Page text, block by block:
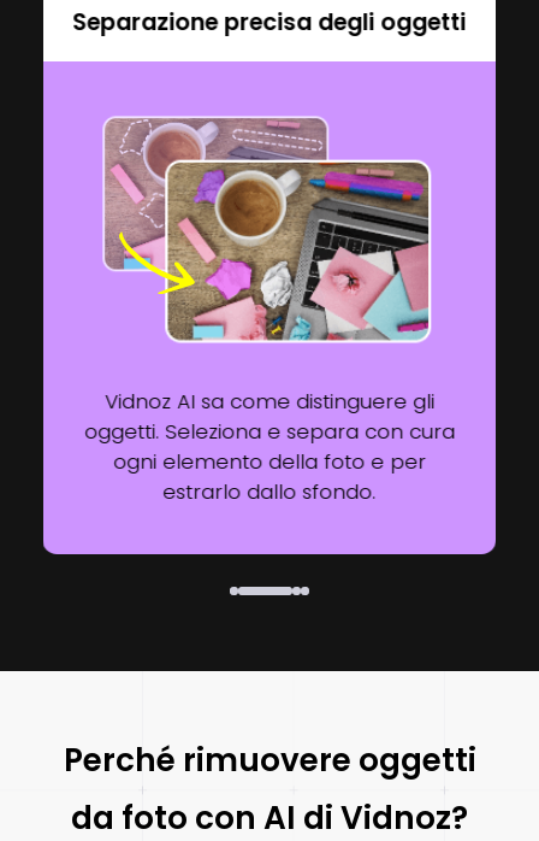
Separazione precisa degli oggetti
Vidnoz AI sa come distinguere gli
oggetti. Seleziona e separa con cura
ogni elemento della foto e per
estrarlo dallo sfondo.
Perché rimuovere oggetti
da foto con AI di Vidnoz?